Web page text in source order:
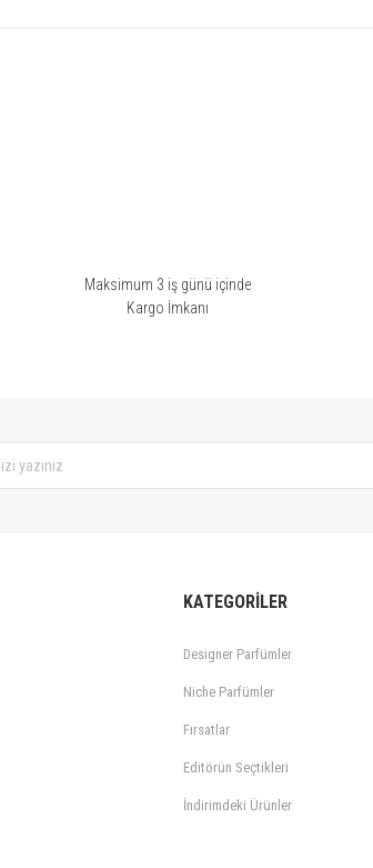
Maksimum 3 iş günü içinde
Kargo İmkanı
KATEGORİLER
Designer Parfümler
Niche Parfümler
Fırsatlar
Editörün Seçtikleri
İndirimdeki Ürünler